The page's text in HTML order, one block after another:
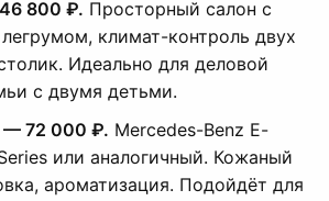
800 ₽. Просторный салон с
климат-контроль двух
Идеально для деловой
с двумя детьми.
— 72 000 ₽. Mercedes-Benz E-
или аналогичный. Кожаный
ароматизация. Подойдёт для